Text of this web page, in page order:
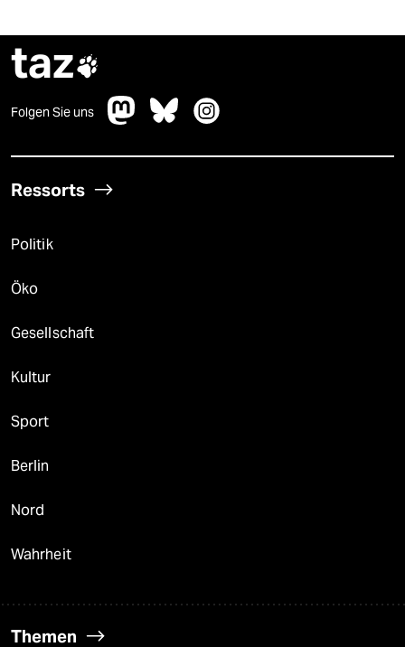
taz
Folgen Sie uns
Ressorts
Politik
Öko
Gesellschaft
Kultur
Sport
Berlin
Nord
Wahrheit
Themen